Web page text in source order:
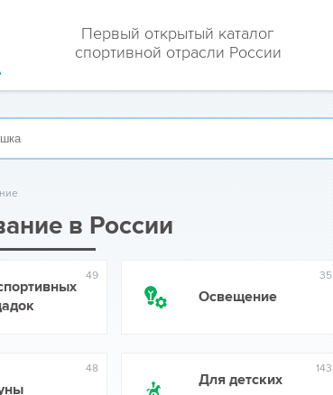
Первый открытый каталог
спортивной отрасли России
в России
49
Освещение
35
48
Для детских
143